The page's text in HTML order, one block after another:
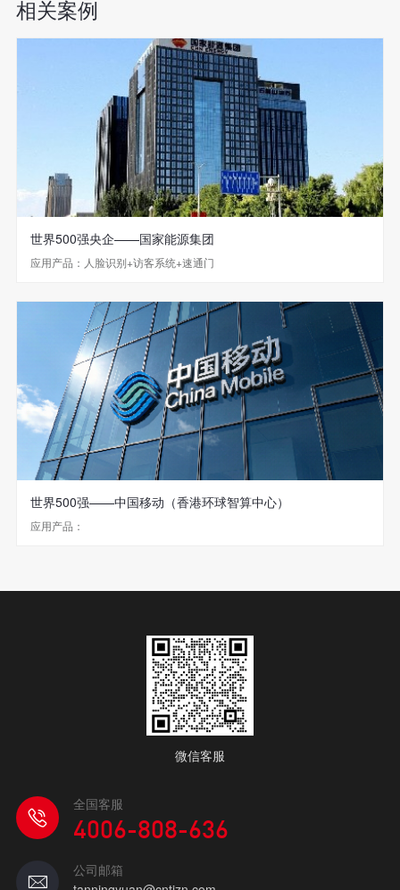
相关案例
世界500强央企——国家能源集团
应用产品：人脸识别+访客系统+速通门
世界500强——中国移动（香港环球智算中心）
应用产品：
微信客服
全国客服
4006-808-636
公司邮箱